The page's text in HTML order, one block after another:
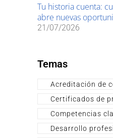
Tu historia cuenta:
abre nuevas
21/07/2026
Temas
Acreditación de
Certificados de
Competencias
Desarrollo